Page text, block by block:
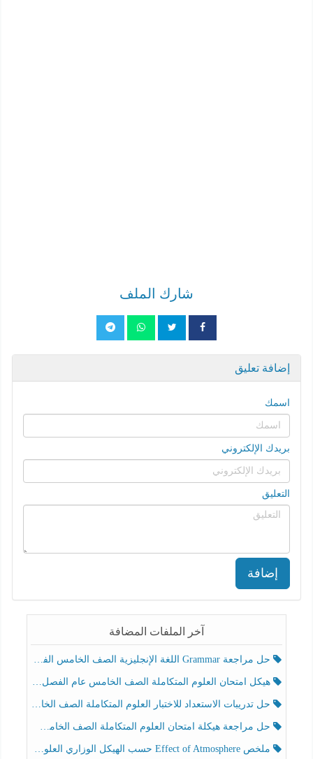
شارك الملف
إضافة تعليق
اسمك
بريدك الإلكتروني
التعليق
إضافة
آخر الملفات المضافة
حل مراجعة Grammar اللغة الإنجليزية الصف الخامس الفصل الثالث
هيكل امتحان العلوم المتكاملة الصف الخامس عام الفصل الدراسي الثالث 2025-2026
حل تدريبات الاستعداد للاختبار العلوم المتكاملة الصف الخامس عام الفصل الثالث
حل مراجعة هيكلة امتحان العلوم المتكاملة الصف الخامس انسبير الفصل الثالث
ملخص Effect of Atmosphere حسب الهيكل الوزاري العلوم المتكاملة الصف الخامس انسبير الفصل الثالث